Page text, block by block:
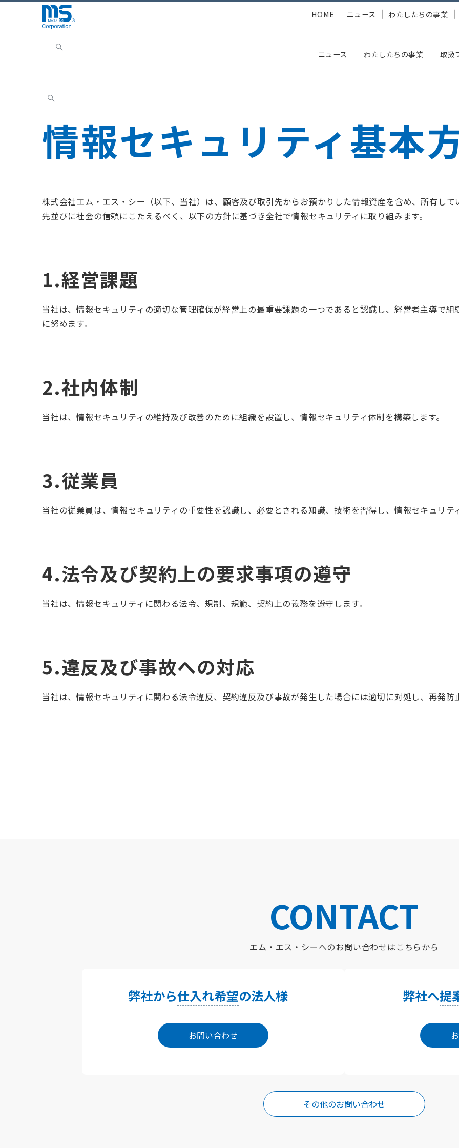
ニュース わたしたちの事業 取扱
HOME ニュース わたしたちの事業
情報セキュリティ基本
株式会社エム・エス・シー（以下、当社）は、顧客及び取引先からお預かりした情報資産を含め、所有し
先並びに社会の信頼にこたえるべく、以下の方針に基づき全社で情報セキュリティに取り組みます。
1.経営課題
当社は、情報セキュリティの適切な管理確保が経営上の最重要課題の一つであると認識し、経営者主導で
に努めます。
2.社内体制
当社は、情報セキュリティの維持及び改善のために組織を設置し、情報セキュリティ体制を構築します。
3.従業員
当社の従業員は、情報セキュリティの重要性を認識し、必要とされる知識、技術を習得し、情報セキュリテ
4.法令及び契約上の要求事項の遵守
当社は、情報セキュリティに関わる法令、規制、規範、契約上の義務を遵守します。
5.違反及び事故への対応
当社は、情報セキュリティに関わる法令違反、契約違反及び事故が発生した場合には適切に対処し、再発防
CONTACT
エム・エス・シーへのお問い合わせはこちらから
弊社から仕入れ希望の法人様
お問い合わせ
弊社へ提
その他のお問い合わせ